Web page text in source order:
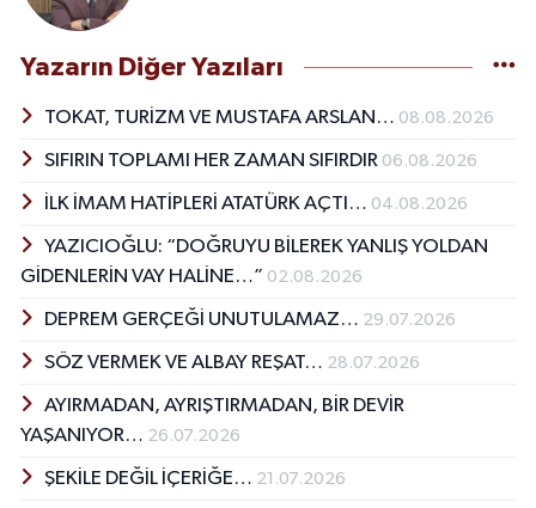
Yazarın Diğer Yazıları
TOKAT, TURİZM VE MUSTAFA ARSLAN… 08.08.2026
SIFIRIN TOPLAMI HER ZAMAN SIFIRDIR 06.08.2026
İLK İMAM HATİPLERİ ATATÜRK AÇTI… 04.08.2026
YAZICIOĞLU: “DOĞRUYU BİLEREK YANLIŞ YOLDAN
GİDENLERİN VAY HALİNE…” 02.08.2026
DEPREM GERÇEĞİ UNUTULAMAZ… 29.07.2026
SÖZ VERMEK VE ALBAY REŞAT… 28.07.2026
AYIRMADAN, AYRIŞTIRMADAN, BİR DEVİR
YAŞANIYOR… 26.07.2026
ŞEKİLE DEĞİL İÇERİĞE… 21.07.2026